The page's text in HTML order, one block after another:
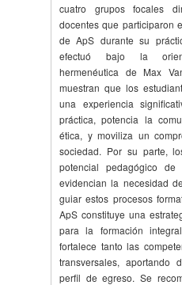
cuatro grupos focales
docentes que participaron
de ApS durante su
efectuó bajo la
hermenéutica de Max
muestran que los
una experiencia
práctica, potencia la
ética, y moviliza un
sociedad. Por su parte,
potencial pedagógico
evidencian la necesidad
guiar estos procesos
ApS constituye una
para la formación
fortalece tanto las
transversales, aportando
perfil de egreso. Se